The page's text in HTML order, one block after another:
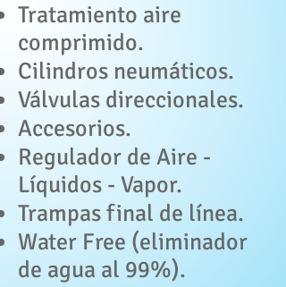
Tratamiento aire
comprimido.
Cilindros neumáticos.
Válvulas direccionales.
Accesorios.
Regulador de Aire -
Líquidos - Vapor.
Trampas final de línea.
Water Free (eliminador
de agua al 99%).